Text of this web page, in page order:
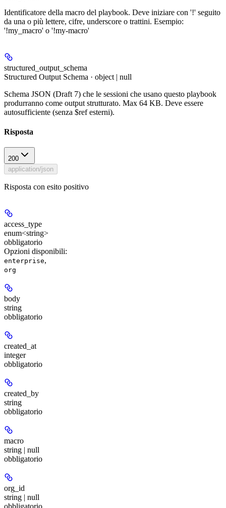
Identificatore della macro del playbook. Deve iniziare con '!' seguito
da una o più lettere, cifre, underscore o trattini. Esempio:
'!my_macro' o '!my-macro'
structured_output_schema
Structured Output Schema · object | null
Schema JSON (Draft 7) che le sessioni che usano questo playbook
produrranno come output strutturato. Max 64 KB. Deve essere
autosufficiente (senza $ref esterni).
Risposta
200
application/json
Risposta con esito positivo
access_type
enum<string>
obbligatorio
Opzioni disponibili:
enterprise,
org
body
string
obbligatorio
created_at
integer
obbligatorio
created_by
string
obbligatorio
macro
string | null
obbligatorio
org_id
string | null
obbligatorio